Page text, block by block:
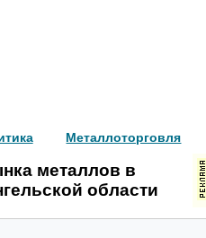
Металлоторговля
металлов в
области